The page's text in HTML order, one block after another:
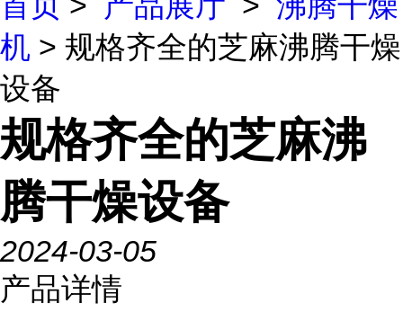
机 > 规格齐全的芝麻沸腾干燥
设备
规格齐全的芝麻沸
腾干燥设备
2024-03-05
产品详情